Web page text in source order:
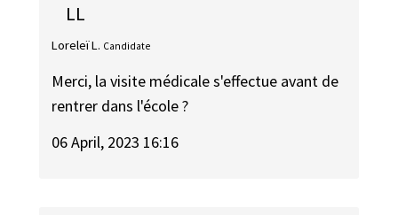
LL
Loreleï L. Candidate
Merci, la visite médicale s'effectue avant de
rentrer dans l'école ?
06 April, 2023 16:16